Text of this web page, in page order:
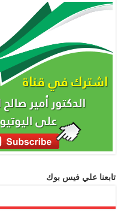
تابعنا علي فيس بوك